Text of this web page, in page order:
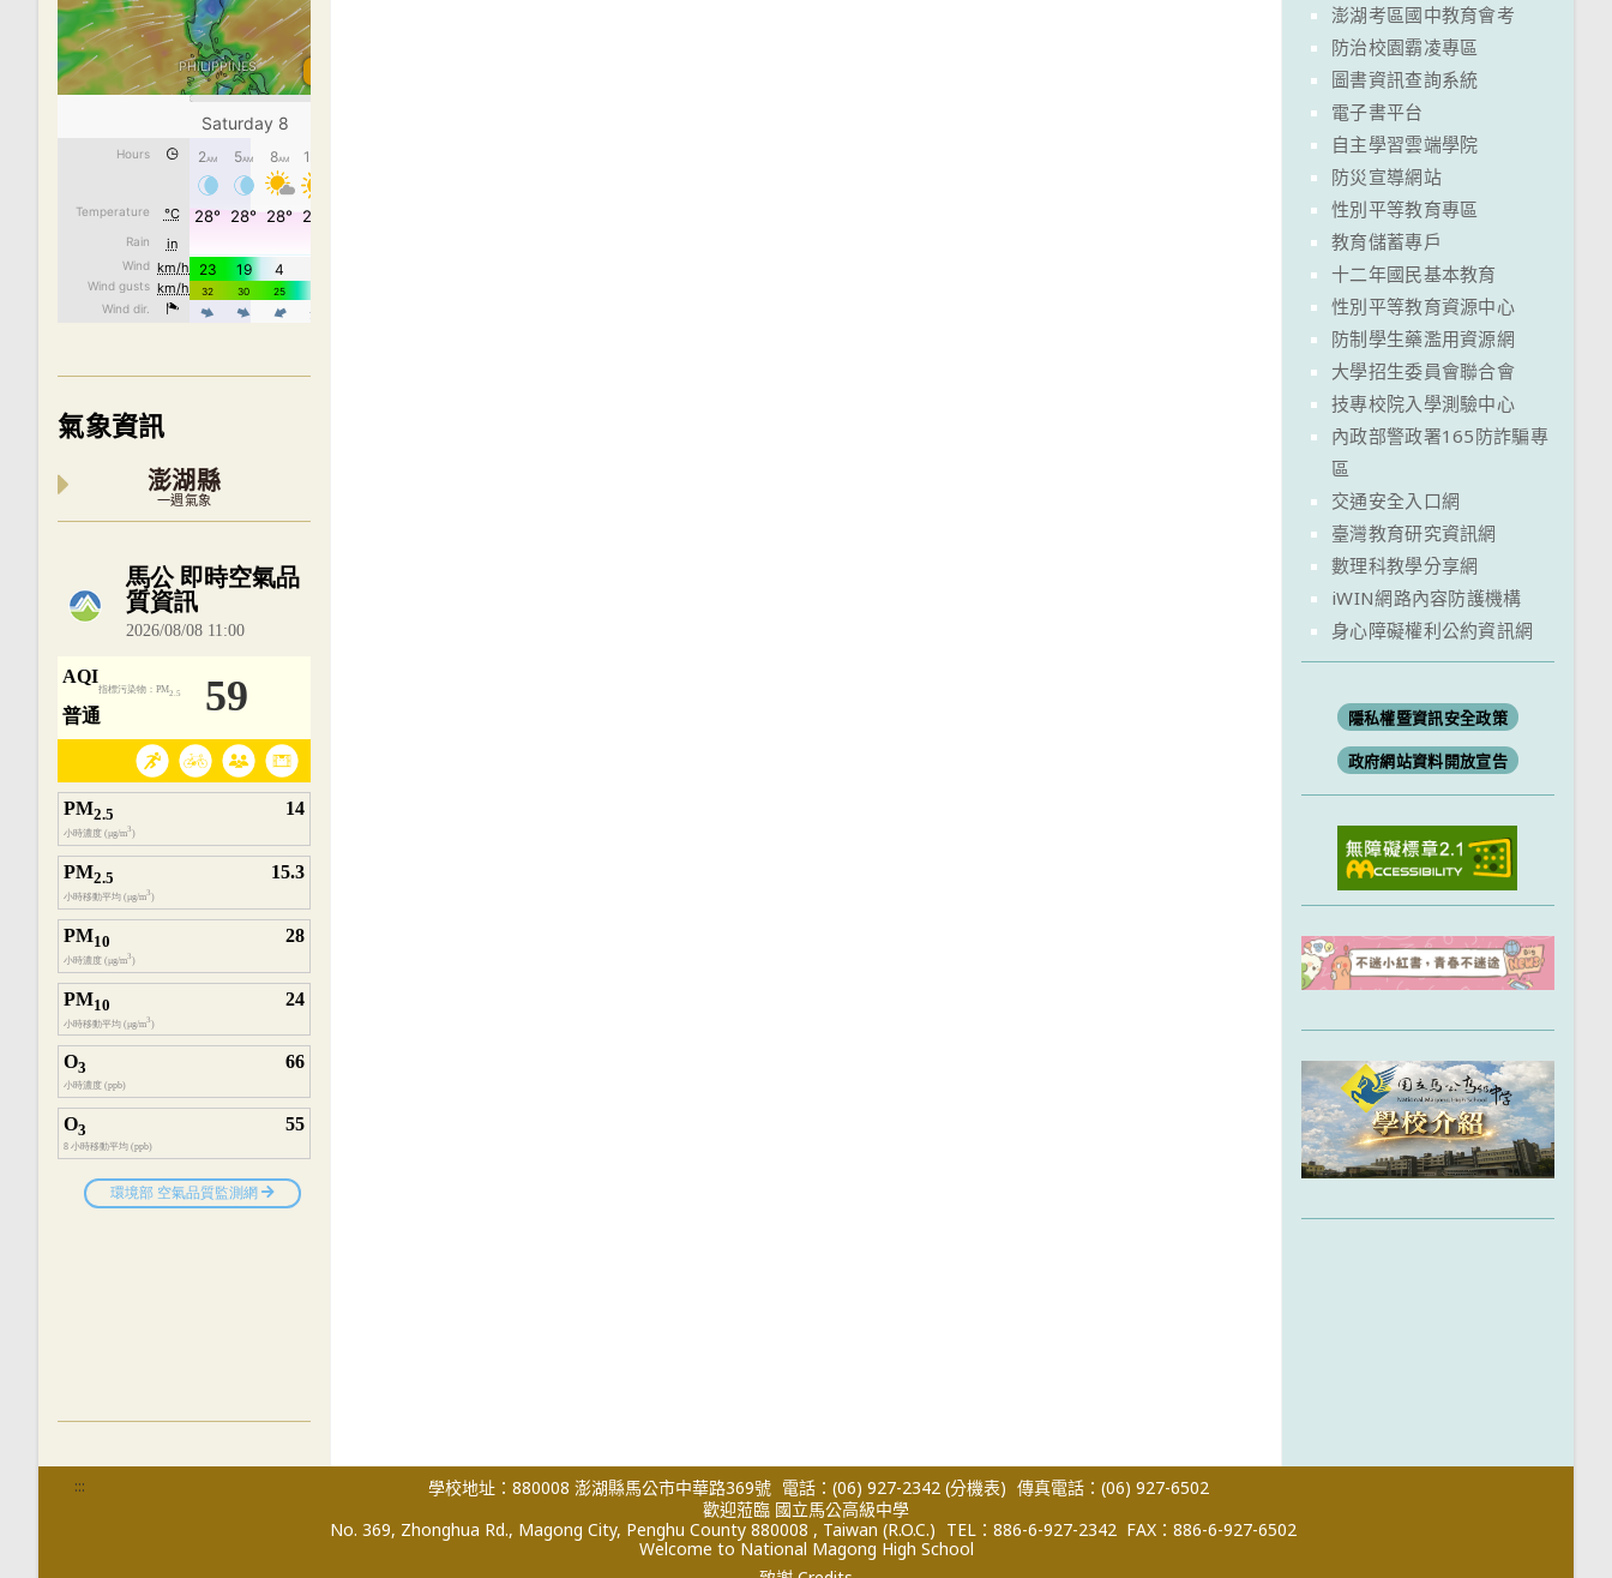
氣象資訊
澎湖縣
一週氣象
內嵌空氣品質小工具為視覺預覽，完整即時空氣品質資料請開啟
澎湖考區國中教育會考
防治校園霸凌專區
圖書資訊查詢系統
電子書平台
自主學習雲端學院
防災宣導網站
性別平等教育專區
教育儲蓄專戶
十二年國民基本教育
性別平等教育資源中心
防制學生藥濫用資源網
大學招生委員會聯合會
技專校院入學測驗中心
內政部警政署165防詐騙專
區
交通安全入口網
臺灣教育研究資訊網
數理科教學分享網
iWIN網路內容防護機構
身心障礙權利公約資訊網
隱私權暨資訊安全政策
政府網站資料開放宣告
::: 學校地址：880008 澎湖縣馬公市中華路369號 電話：(06) 927-2342 (分機表) 傳真電話：(06) 927-6502
歡迎蒞臨 國立馬公高級中學
No. 369, Zhonghua Rd., Magong City, Penghu County 880008 , Taiwan (R.O.C.) TEL：886-6-927-2342 FAX：886-6-927-6502
Welcome to National Magong High School